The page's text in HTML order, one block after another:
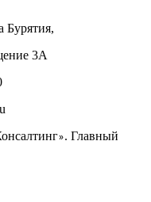
Бурятия,
3А
». Главный